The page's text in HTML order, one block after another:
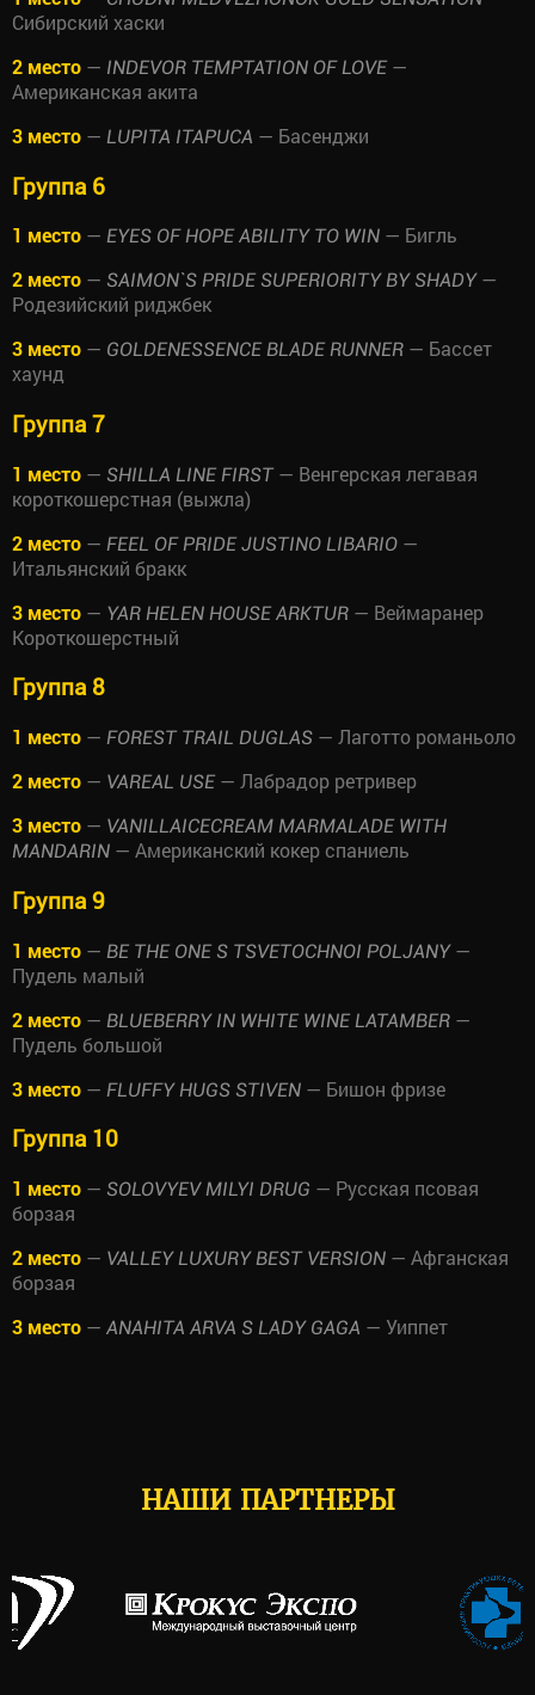
Сибирский хаски
2 место — INDEVOR TEMPTATION OF LOVE —
Американская акита
3 место — LUPITA ITAPUCA — Басенджи
Группа 6
1 место — EYES OF HOPE ABILITY TO WIN — Бигль
2 место — SAIMON`S PRIDE SUPERIORITY BY SHADY—
Родезийский риджбек
3 место — GOLDENESSENCE BLADE RUNNER — Бассет
хаунд
Группа 7
1 место — SHILLA LINE FIRST— Венгерская легавая
короткошерстная (выжла)
2 место — FEEL OF PRIDE JUSTINO LIBARIO —
Итальянский бракк
3 место — YAR HELEN HOUSE ARKTUR — Веймаранер
Короткошерстный
Группа 8
1 место — FOREST TRAIL DUGLAS — Лаготто романьоло
2 место — VAREAL USE — Лабрадор ретривер
3 место — VANILLAICECREAM MARMALADE WITH
MANDARIN — Американский кокер спаниель
Группа 9
1 место — BE THE ONE S TSVETOCHNOI POLJANY—
Пудель малый
2 место — BLUEBERRY IN WHITE WINE LATAMBER —
Пудель большой
3 место — FLUFFY HUGS STIVEN — Бишон фризе
Группа 10
1 место — SOLOVYEV MILYI DRUG — Русская псовая
борзая
2 место — VALLEY LUXURY BEST VERSION — Афганская
борзая
3 место — ANAHITA ARVA S LADY GAGA — Уиппет
НАШИ ПАРТНЕРЫ